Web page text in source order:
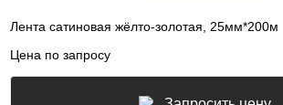
Лента сатиновая жёлто-золотая, 25мм*200м
Цена по запросу